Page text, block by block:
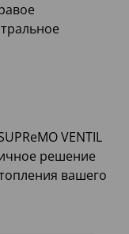
VENTIL
решение
вашего